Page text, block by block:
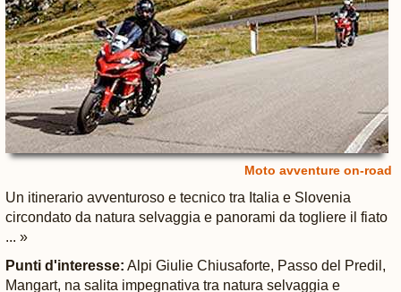
Moto avventure on-road
Un itinerario avventuroso e tecnico tra Italia e Slovenia
circondato da natura selvaggia e panorami da togliere il fiato
... »
Punti d'interesse: Alpi Giulie Chiusaforte, Passo del Predil,
Mangart, na salita impegnativa tra natura selvaggia e